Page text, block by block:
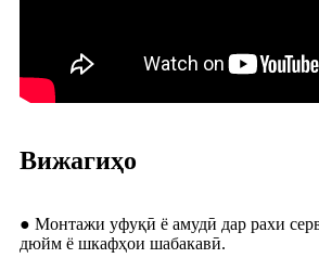
Вижагиҳо
● Монтажи уфуқӣ ё амудӣ дар рахи
дюйм ё шкафҳои шабакавӣ.